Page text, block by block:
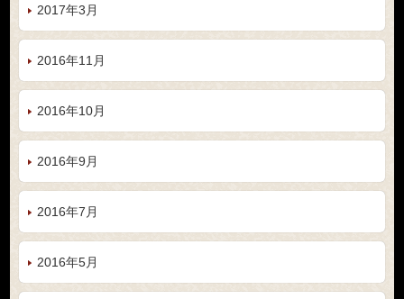
2017年3月
2016年11月
2016年10月
2016年9月
2016年7月
2016年5月